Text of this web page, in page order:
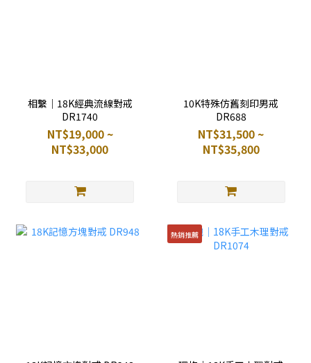
相繫｜18K經典流線對戒
DR1740
NT$19,000 ~
NT$33,000
10K特殊仿舊刻印男戒
DR688
NT$31,500 ~
NT$35,800
熱銷推薦